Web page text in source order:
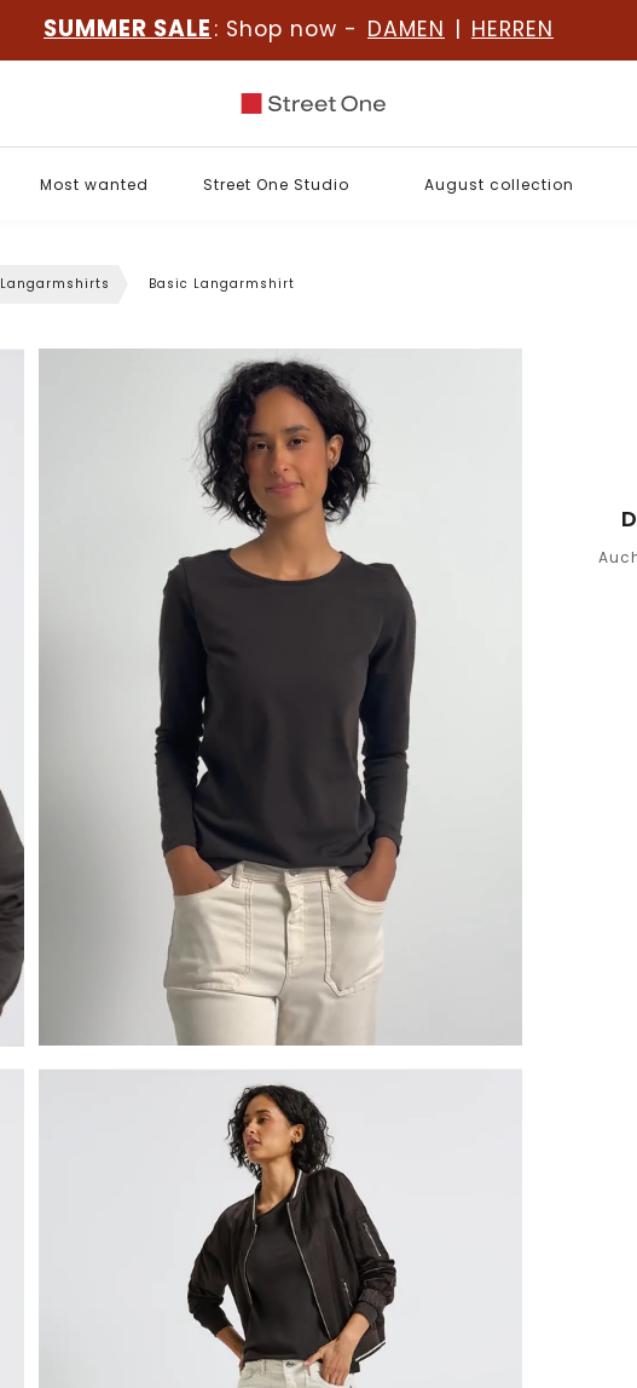
SUMMER SALE : Shop now - DAMEN | HERREN
Most wanted Street One Studio August collection
Langarmshirts Basic Langarmshirt